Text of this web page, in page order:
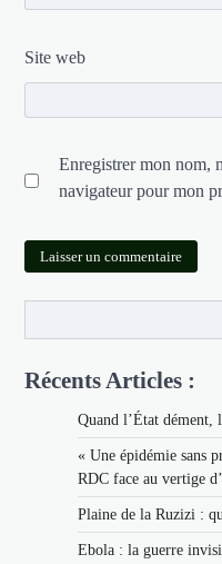
Site web
Enregistrer mon nom,
navigateur pour mon
Récents Articles :
Quand l’État dément,
« Une épidémie sans
RDC face au vertige
Plaine de la Ruzizi :
Ebola : la guerre